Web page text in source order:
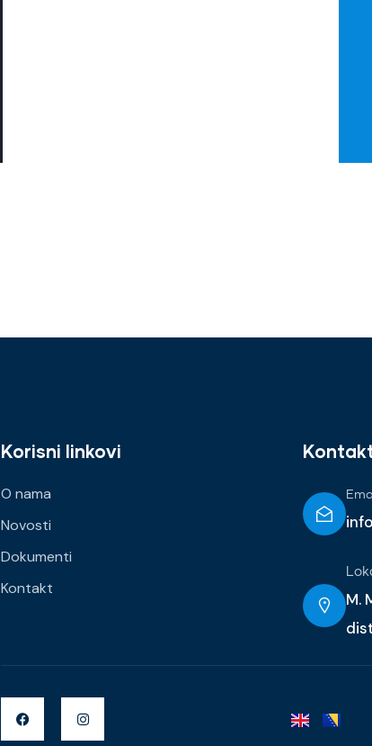
Korisni linkovi
O nama
Novosti
Dokumenti
Kontakt
M.